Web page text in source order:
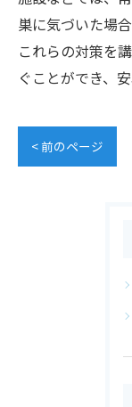
巣に気づいた場
これらの対策を
ぐことができ、
< 前のページ